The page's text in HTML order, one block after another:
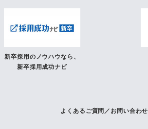
新卒採用のノウハウなら、
新卒採用成功ナビ
よくあるご質問／お問い合わせ